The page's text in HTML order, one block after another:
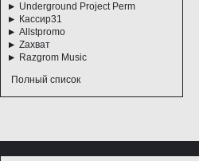
Underground Project Perm
Кассир31
Allstpromo
Zахват
Razgrom Music
Полный список